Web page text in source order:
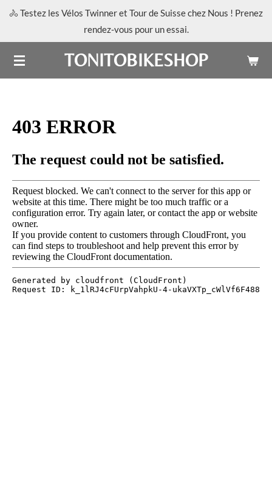
Passer
principal
TONITOBIKESHOP
🚴 Testez les Vélos Twinner et Tour de Suisse chez Nous ! Prenez
rendez-vous pour un essai.